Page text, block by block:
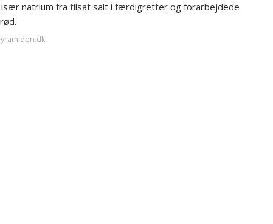
natrium fra tilsat salt i færdigretter og forarbejdede